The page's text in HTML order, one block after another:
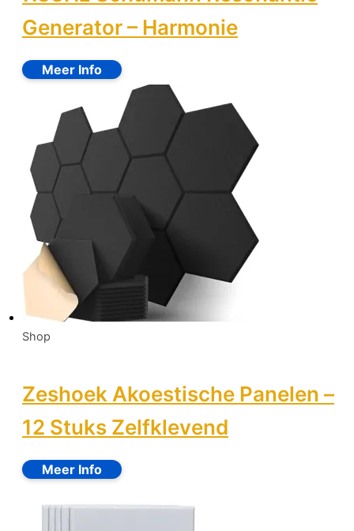
Generator – Harmonie
Shop
Zeshoek Akoestische Panelen –
12 Stuks Zelfklevend